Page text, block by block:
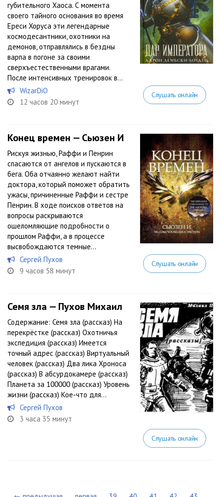
губительного Хаоса. С момента
своего тайного основания во время
Ереси Хоруса эти легендарные
космодесантники, охотники на
демонов, отправлялись в бездны
варпа в погоне за своими
сверхъестественными врагами.
После интенсивных тренировок в...
WizarDiO
12 часов 20 минут
Слушать онлайн
Конец времен — Сьюзен И
Рискуя жизнью, Раффи и Пенрин
спасаются от ангелов и пускаются в
бега. Оба отчаянно желают найти
доктора, который поможет обратить
ужасы, причиненные Раффи и сестре
Пенрин. В ходе поисков ответов на
вопросы раскрываются
ошеломляющие подробности о
прошлом Раффи, а в процессе
высвобождаются темные...
Сергей Пухов
9 часов 58 минут
Слушать онлайн
Семя зла — Пухов Михаил
Содержание: Семя зла (рассказ) На
перекрёстке (рассказ) Охотничья
экспедиция (рассказ) Имеется
точный адрес (рассказ) Виртуальный
человек (рассказ) Два лика Хроноса
(рассказ) В абсурдокамере (рассказ)
Планета за 100000 (рассказ) Уровень
жизни (рассказ) Кое-что для...
Сергей Пухов
3 часа 35 минут
Слушать онлайн